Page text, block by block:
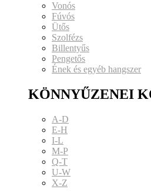
Vonós
Fúvós
Ütős
Szolfézs
Billentyűs
Pengetős
Ének és egyéb hangszer
KÖNNYŰZENEI
A-D
E-H
I-L
M-P
Q-T
U-W
X-Z